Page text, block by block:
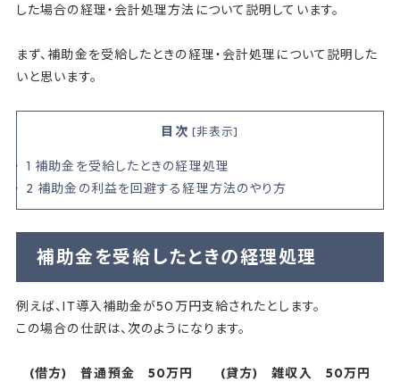
した場合の経理・会計処理方法について説明しています。
まず、補助金を受給したときの経理・会計処理について説明した
いと思います。
目次 [非表示]
1 補助金を受給したときの経理処理
2 補助金の利益を回避する経理方法のやり方
補助金を受給したときの経理処理
例えば、IT導入補助金が50万円支給されたとします。
この場合の仕訳は、次のようになります。
(借方) 普通預金 50万円 (貸方) 雑収入 50万円